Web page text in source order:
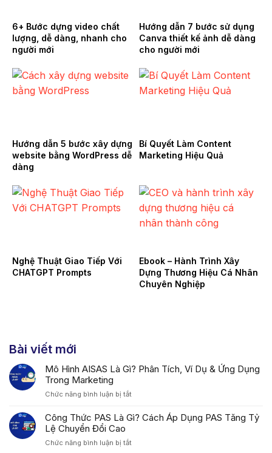
6+ Bước dựng video chất
lượng, dễ dàng, nhanh cho
người mới
Hướng dẫn 7 bước sử dụng
Canva thiết kế ảnh dễ dàng
cho người mới
Hướng dẫn 5 bước xây dựng
website bằng WordPress dễ
dàng
Bí Quyết Làm Content
Marketing Hiệu Quả
Nghệ Thuật Giao Tiếp Với
CHATGPT Prompts
Ebook – Hành Trình Xây
Dựng Thương Hiệu Cá Nhân
Chuyên Nghiệp
Bài viết mới
Mô Hình AISAS Là Gì? Phân Tích, Ví Dụ & Ứng Dụng
Trong Marketing
Chức năng bình luận bị tắtở
Hình
Gì?
Công Thức PAS Là Gì? Cách Áp Dụng PAS Tăng Tỷ
Lệ Chuyển Đổi Cao
Chức năng bình luận bị tắtở